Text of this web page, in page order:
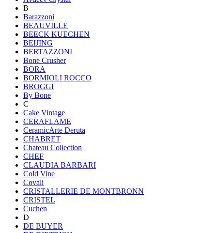
B
Barazzoni
BEAUVILLE
BEECK KUECHEN
BEIJING
BERTAZZONI
Bone Crusher
BORA
BORMIOLI ROCCO
BROGGI
By Bone
C
Cake Vintage
CERAFLAME
CeramicArte Deruta
CHABRET
Chateau Collection
CHEF
CLAUDIA BARBARI
Cold Vine
Covali
CRISTALLERIE DE MONTBRONN
CRISTEL
Cuchen
D
DE BUYER